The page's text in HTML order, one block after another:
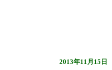
2013年11月15日